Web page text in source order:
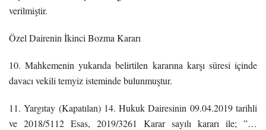
verilmiştir.
Özel Dairenin İkinci Bozma Kararı
10. Mahkemenin yukarıda belirtilen kararına karşı süresi içinde
davacı vekili temyiz isteminde bulunmuştur.
11. Yargıtay (Kapatılan) 14. Hukuk Dairesinin 09.04.2019 tarihli
ve 2018/5112 Esas, 2019/3261 Karar sayılı kararı ile; ”…